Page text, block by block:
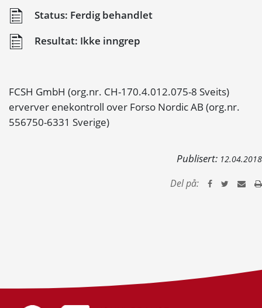
Status: Ferdig behandlet
Resultat: Ikke inngrep
FCSH GmbH (org.nr. CH-170.4.012.075-8 Sveits)
erverver enekontroll over Forso Nordic AB (org.nr.
556750-6331 Sverige)
Publisert: 12.04.2018
Del på: